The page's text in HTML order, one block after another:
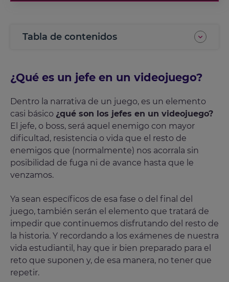
Tabla de contenidos
¿Qué es un jefe en un videojuego?
Dentro la narrativa de un juego, es un elemento
casi básico ¿qué son los jefes en un videojuego?
El jefe, o boss, será aquel enemigo con mayor
dificultad, resistencia o vida que el resto de
enemigos que (normalmente) nos acorrala sin
posibilidad de fuga ni de avance hasta que le
venzamos.
Ya sean específicos de esa fase o del final del
juego, también serán el elemento que tratará de
impedir que continuemos disfrutando del resto de
la historia. Y recordando a los exámenes de nuestra
vida estudiantil, hay que ir bien preparado para el
reto que suponen y, de esa manera, no tener que
repetir.